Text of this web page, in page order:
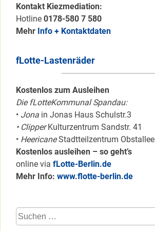
Kontakt Kiezmediation:
Hotline 0178-580 7 580
Mehr Info + Kontaktdaten
fLotte-Lastenräder
Kostenlos zum Ausleihen
Die fLotteKommunal Spandau:
• Jona in Jonas Haus Schulstr.3
• ClipperKulturzentrum Sandstr. 41
• HeericaneStadtteilzentrum Obstallee
Kostenlos ausleihen – so geht’s
online via fLotte-Berlin.de
Mehr Info: www.flotte-berlin.de
Suchen
nach: